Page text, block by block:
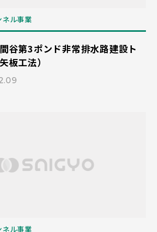
ネル事業
谷第3ポンド非常排水路建設ト
板工法）
ネル事業